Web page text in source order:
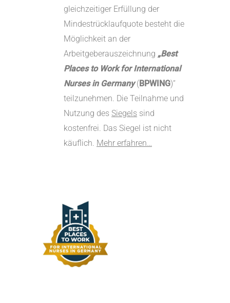
gleichzeitiger Erfüllung der
Mindestrücklaufquote besteht die
Möglichkeit an der
Arbeitgeberauszeichnung „Best
Places to Work for International
Nurses in Germany ( BPWING)“
teilzunehmen. Die Teilnahme und
Nutzung des Siegels sind
kostenfrei. Das Siegel ist nicht
käuflich. Mehr erfahren…